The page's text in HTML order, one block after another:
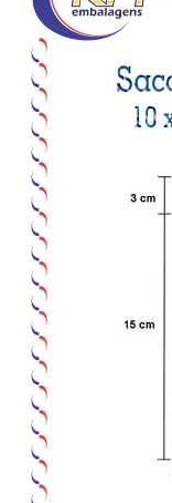
transparente
15
c/100
unidades
quantidade